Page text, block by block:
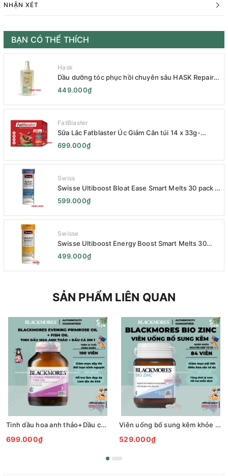
NHẬN XÉT
BẠN CÓ THỂ THÍCH
Hask
Dầu dưỡng tóc phục hồi chuyên sâu HASK Repair
Series 120mL- HASK Repair Series Intensive Repair
449.000₫
FatBlaster
Sữa Lắc Fatblaster Úc Giảm Cân túi 14 x 33g-
Naturopathica Fatblaster Weight Loss Shake
Variety Pack 14 x 33g - Sữa Giảm Cân
699.000₫
Swiss
Swisse Ultiboost Bloat Ease Smart Melts 30 pack -
Kẹo Ngậm Giảm Đầy Hơi Táo Bón Kèm Men Tiêu
Hóa - Swisse Bloat Relief Smart Melt 30 Viên
599.000₫
Swisse
Swisse Ultiboost Energy Boost Smart Melts 30
pack - Viên uống Tăng cường năng lượng tan chảy
thông minh 30 viên
499.000₫
SẢN PHẨM LIÊN QUAN
Tinh dầu hoa anh thảo+Dầu cá Úc - Blackmores Evening Primrose Oil + Fish Oil 1000mg
699.000₫
Viên uống bổ sung kẽm khỏe da - Blackmores Bio Zinc Hàng chuẩn nội địa Úc hàm lượng kẽm 125mg trở lên Date xa
529.000₫